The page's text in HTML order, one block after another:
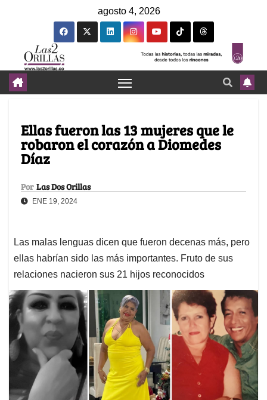
agosto 4, 2026
Ellas fueron las 13 mujeres que le
robaron el corazón a Diomedes
Díaz
Por Las Dos Orillas
ENE 19, 2024
Las malas lenguas dicen que fueron decenas más, pero
ellas habrían sido las más importantes. Fruto de sus
relaciones nacieron sus 21 hijos reconocidos